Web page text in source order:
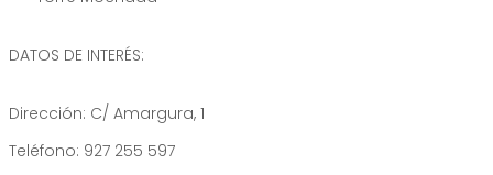
DATOS DE INTERÉS:
Dirección: C/ Amargura, 1
Teléfono: 927 255 597